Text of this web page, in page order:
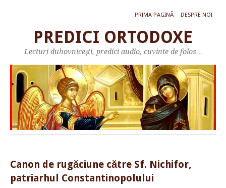
PRIMA PAGINĂ DESPRE NOI
PREDICI ORTODOXE
Lecturi duhovniceşti, predici audio, cuvinte de folos…
Canon de rugăciune către Sf. Nichifor,
patriarhul Constantinopolului